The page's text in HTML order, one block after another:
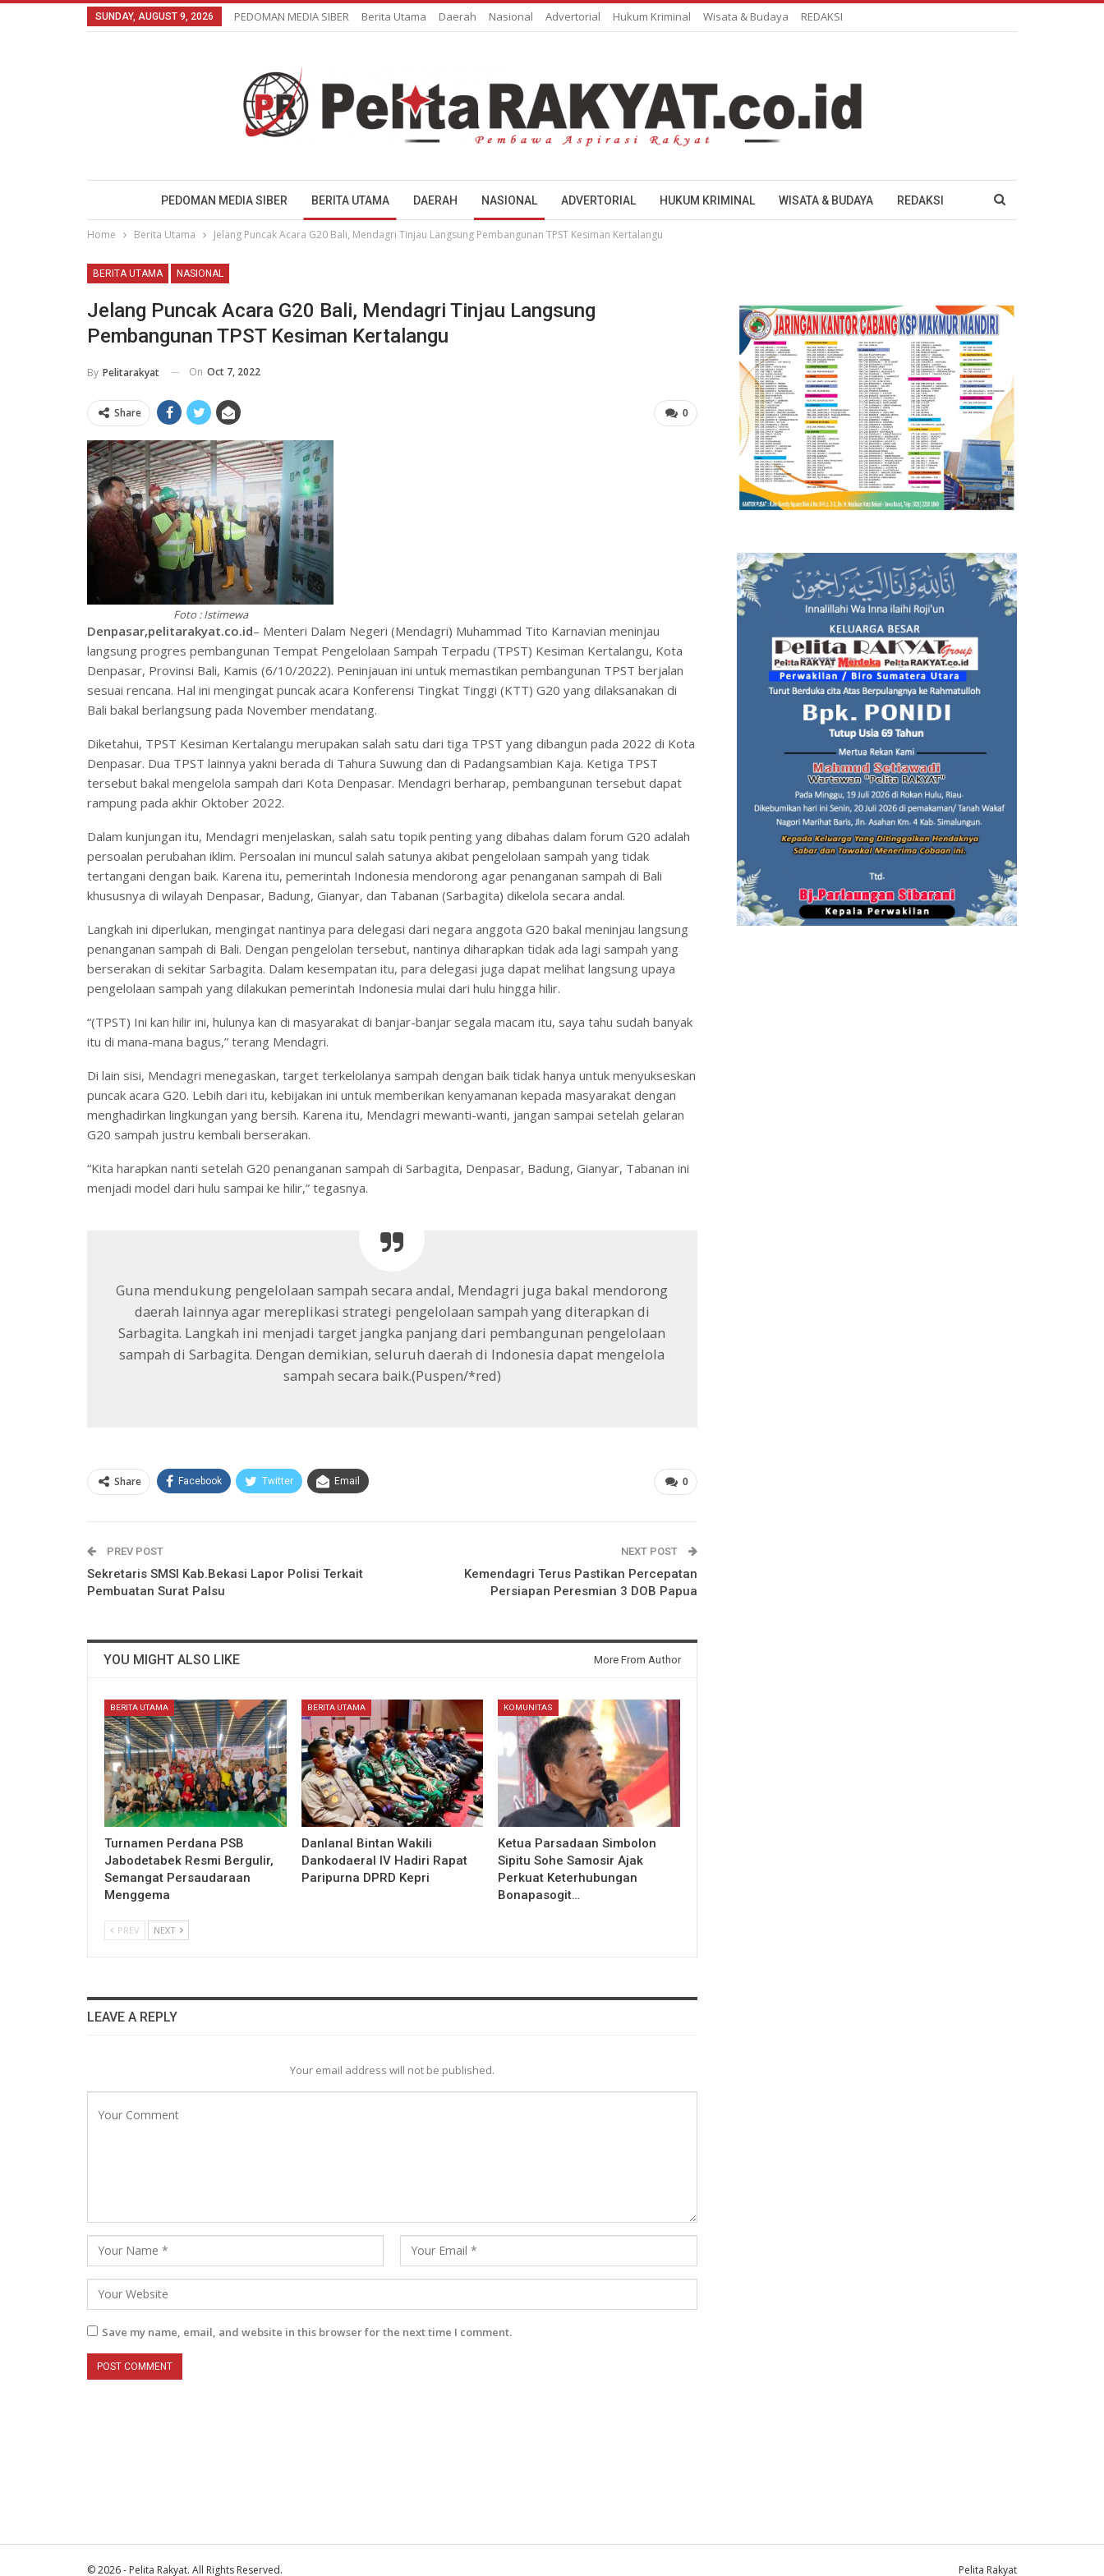
SUNDAY, AUGUST 9, 2026 PEDOMAN MEDIA SIBER Berita Utama Daerah Nasional Advertorial Hukum Kriminal Wisata & Budaya REDAKSI
PEDOMAN MEDIA SIBER BERITA UTAMA DAERAH NASIONAL ADVERTORIAL HUKUM KRIMINAL WISATA & BUDAYA REDAKSI
Home Berita Utama Jelang Puncak Acara G20 Bali, Mendagri Tinjau Langsung Pembangunan TPST Kesiman Kertalangu
BERITA UTAMA NASIONAL
Jelang Puncak Acara G20 Bali, Mendagri Tinjau Langsung
Pembangunan TPST Kesiman Kertalangu
By Pelitarakyat On Oct 7, 2022
0
Share
Foto : Istimewa
Denpasar,pelitarakyat.co.id– Menteri Dalam Negeri (Mendagri) Muhammad Tito Karnavian meninjau
langsung progres pembangunan Tempat Pengelolaan Sampah Terpadu (TPST) Kesiman Kertalangu, Kota
Denpasar, Provinsi Bali, Kamis (6/10/2022). Peninjauan ini untuk memastikan pembangunan TPST berjalan
sesuai rencana. Hal ini mengingat puncak acara Konferensi Tingkat Tinggi (KTT) G20 yang dilaksanakan di
Bali bakal berlangsung pada November mendatang.
Diketahui, TPST Kesiman Kertalangu merupakan salah satu dari tiga TPST yang dibangun pada 2022 di Kota
Denpasar. Dua TPST lainnya yakni berada di Tahura Suwung dan di Padangsambian Kaja. Ketiga TPST
tersebut bakal mengelola sampah dari Kota Denpasar. Mendagri berharap, pembangunan tersebut dapat
rampung pada akhir Oktober 2022.
Dalam kunjungan itu, Mendagri menjelaskan, salah satu topik penting yang dibahas dalam forum G20 adalah
persoalan perubahan iklim. Persoalan ini muncul salah satunya akibat pengelolaan sampah yang tidak
tertangani dengan baik. Karena itu, pemerintah Indonesia mendorong agar penanganan sampah di Bali
khususnya di wilayah Denpasar, Badung, Gianyar, dan Tabanan (Sarbagita) dikelola secara andal.
Langkah ini diperlukan, mengingat nantinya para delegasi dari negara anggota G20 bakal meninjau langsung
penanganan sampah di Bali. Dengan pengelolan tersebut, nantinya diharapkan tidak ada lagi sampah yang
berserakan di sekitar Sarbagita. Dalam kesempatan itu, para delegasi juga dapat melihat langsung upaya
pengelolaan sampah yang dilakukan pemerintah Indonesia mulai dari hulu hingga hilir.
“(TPST) Ini kan hilir ini, hulunya kan di masyarakat di banjar-banjar segala macam itu, saya tahu sudah banyak
itu di mana-mana bagus,” terang Mendagri.
Di lain sisi, Mendagri menegaskan, target terkelolanya sampah dengan baik tidak hanya untuk menyukseskan
puncak acara G20. Lebih dari itu, kebijakan ini untuk memberikan kenyamanan kepada masyarakat dengan
menghadirkan lingkungan yang bersih. Karena itu, Mendagri mewanti-wanti, jangan sampai setelah gelaran
G20 sampah justru kembali berserakan.
“Kita harapkan nanti setelah G20 penanganan sampah di Sarbagita, Denpasar, Badung, Gianyar, Tabanan ini
menjadi model dari hulu sampai ke hilir,” tegasnya.
Guna mendukung pengelolaan sampah secara andal, Mendagri juga bakal mendorong
daerah lainnya agar mereplikasi strategi pengelolaan sampah yang diterapkan di
Sarbagita. Langkah ini menjadi target jangka panjang dari pembangunan pengelolaan
sampah di Sarbagita. Dengan demikian, seluruh daerah di Indonesia dapat mengelola
sampah secara baik.(Puspen/*red)
0
Share Facebook Twitter Email
PREV POST
Sekretaris SMSI Kab.Bekasi Lapor Polisi Terkait
Pembuatan Surat Palsu
NEXT POST
Kemendagri Terus Pastikan Percepatan
Persiapan Peresmian 3 DOB Papua
YOU MIGHT ALSO LIKE More From Author
BERITA UTAMA
Turnamen Perdana PSB
Jabodetabek Resmi Bergulir,
Semangat Persaudaraan
Menggema
BERITA UTAMA
Danlanal Bintan Wakili
Dankodaeral IV Hadiri Rapat
Paripurna DPRD Kepri
KOMUNITAS
Ketua Parsadaan Simbolon
Sipitu Sohe Samosir Ajak
Perkuat Keterhubungan
Bonapasogit…
PREV NEXT
LEAVE A REPLY
Your email address will not be published.
Save my name, email, and website in this browser for the next time I comment.
© 2026 - Pelita Rakyat. All Rights Reserved. Pelita Rakyat